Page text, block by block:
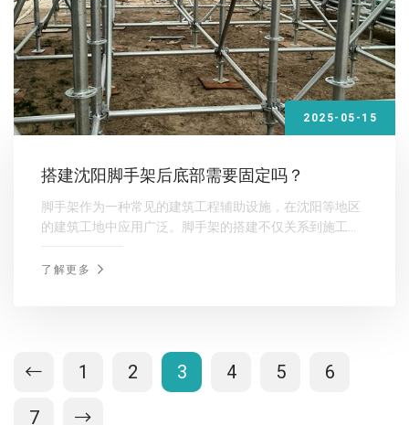
2025-05-15
搭建沈阳脚手架后底部需要固定吗？
脚手架作为一种常见的建筑工程辅助设施，在沈阳等地区
的建筑工地中应用广泛。脚手架的搭建不仅关系到施工进
是否需要固定，这是一个非常重要的问题。
了解更多
1 2 3 4 5 6
7